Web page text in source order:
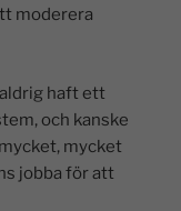
moderera
haft ett
och kanske
mycket
jobba för att